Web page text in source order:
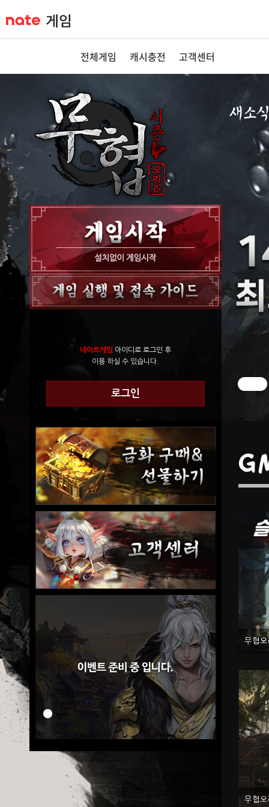
전체게임 캐시충전 고객센터
새소
공지사항
이벤트
GM노트
GM TIP
네이트게임 아이디로 로그인 후
이용 하실 수 있습니다.
로그인
무협
무협